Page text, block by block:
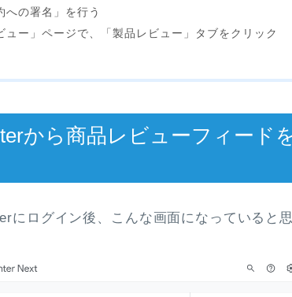
への署名」を行う
ュー」ページで、「製品レビュー」タブをクリック
から商品レビューフィード
にログイン後、こんな画面になっていると思